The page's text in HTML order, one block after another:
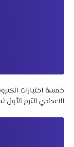
خمسة اختبارات
الاعدادي الترم